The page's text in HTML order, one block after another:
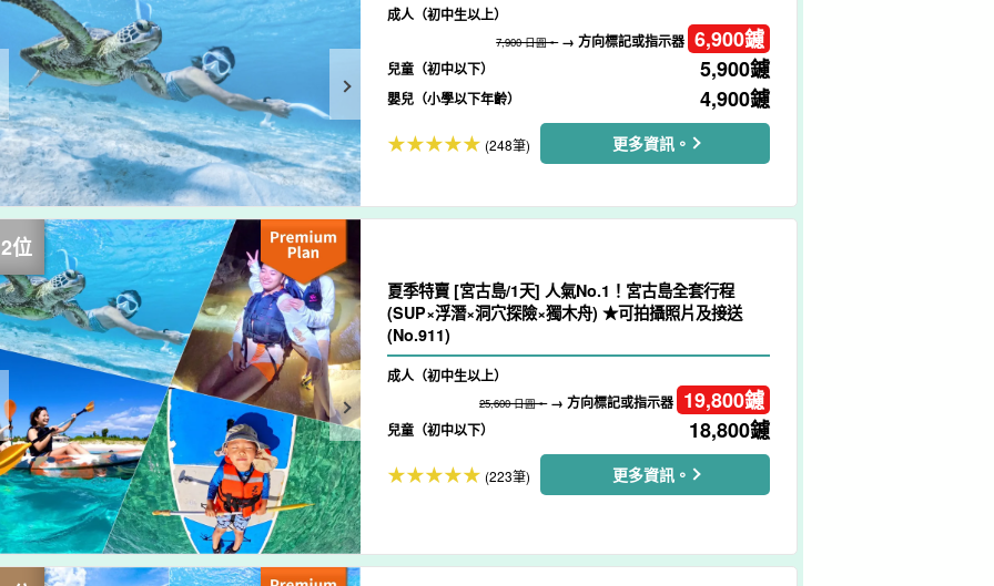
成人（初中生以上）
7,900 日圓。→ 方向標記或指示器 6,900鑢
兒童（初中以下） 5,900鑢
嬰兒（小學以下年齡） 4,900鑢
(248筆) 更多資訊。
夏季特賣 [宮古島/1天] 人氣No.1！宮古島全套行程
(SUP×浮潛×洞穴探險×獨木舟) ★可拍攝照片及接送
(No.911)
成人（初中生以上）
25,600 日圓。→ 方向標記或指示器 19,800鑢
兒童（初中以下） 18,800鑢
(223筆) 更多資訊。